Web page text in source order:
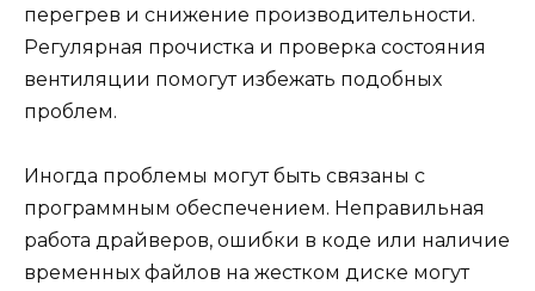
перегрев и снижение производительности.
Регулярная прочистка и проверка состояния
вентиляции помогут избежать подобных
проблем.
Иногда проблемы могут быть связаны с
программным обеспечением. Неправильная
работа драйверов, ошибки в коде или наличие
временных файлов на жестком диске могут